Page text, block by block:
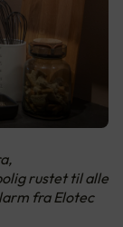
rustet til alle
fra Elotec